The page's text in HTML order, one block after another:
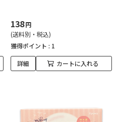
138円
(送料別・税込)
獲得ポイント : 1
詳細 カートに入れる